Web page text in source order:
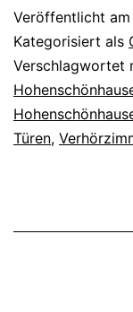
Veröffentlicht am
Kategorisiert als
Verschlagwortet
Türen,